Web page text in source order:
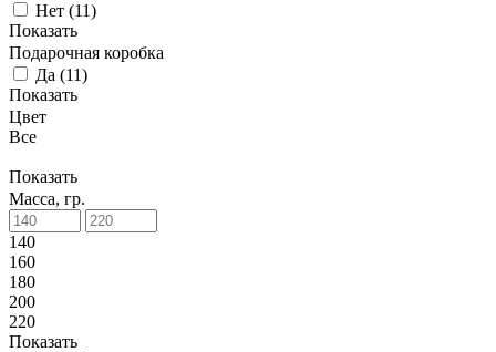
Нет (11)
Показать
Подарочная коробка
Да (11)
Показать
Цвет
Все
Показать
Масса, гр.
140
160
180
200
220
Показать